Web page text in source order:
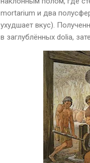
mortarium и два
ухудшает вкус).
в заглублённых dolia,